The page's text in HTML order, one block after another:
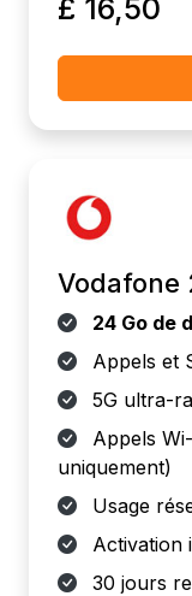
£ 16,50
Vodafone
24 Go de
Appels et
5G ultra-
Appels
uniquement)
Usage
Activation
30 jours